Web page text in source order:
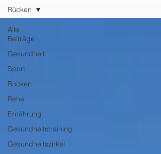
Alle
Beiträge
Gesundheit
Sport
Rücken
Reha
Ernährung
Gesundheitstraining
Gesundheitszirkel
Rücken